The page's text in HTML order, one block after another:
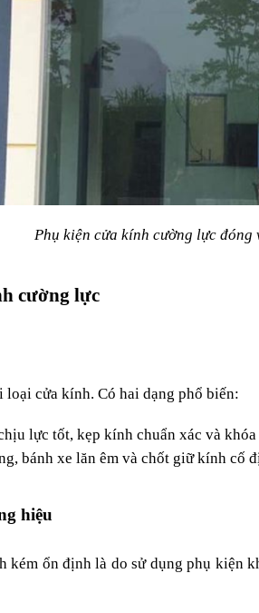
Phụ kiện cửa kính cường lực
cường lực
cửa kính. Có hai dạng phổ biến:
lực tốt, kẹp kính chuẩn xác và
bánh xe lăn êm và chốt giữ kính cố
hiệu
kém ổn định là do sử dụng phụ